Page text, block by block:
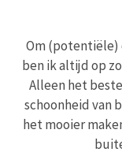
Om (potentiële)
ben ik altijd op
Alleen het
schoonheid van
het mooier